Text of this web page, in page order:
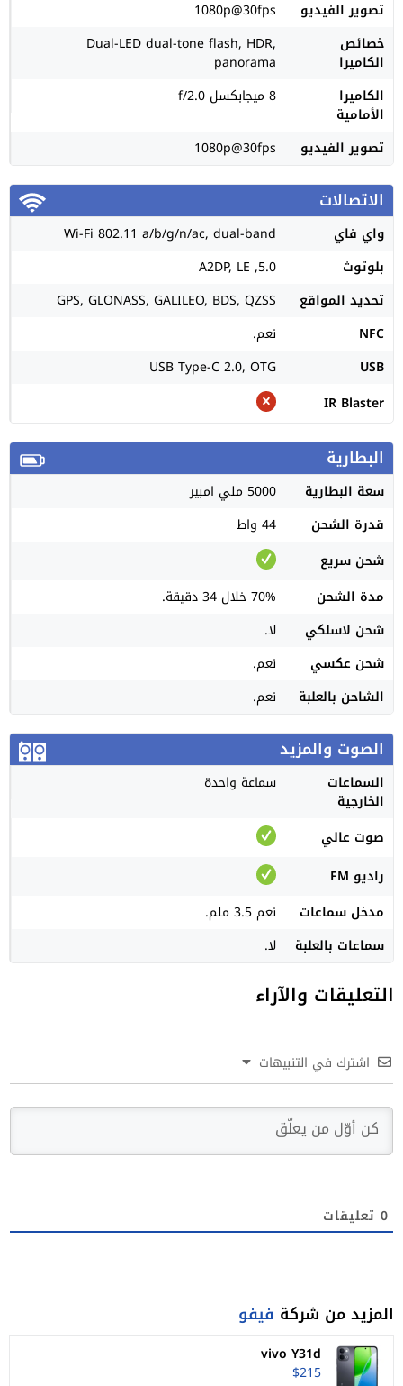
تصوير الفيديو
1080p@30fps
خصائص
الكاميرا
Dual-LED dual-tone flash, HDR,
panorama
الكاميرا
الأمامية
8 ميجابكسل f/2.0
تصوير الفيديو 1080p@30fps
الاتصالات
واي فاي
Wi-Fi 802.11 a/b/g/n/ac, dual-band
بلوتوث
5.0, A2DP, LE
تحديد المواقع
GPS, GLONASS, GALILEO, BDS, QZSS
NFC
نعم.
USB
USB Type-C 2.0, OTG
IR Blaster
البطارية
سعة البطارية
5000 ملي امبير
قدرة الشحن
44 واط
شحن سريع
مدة الشحن
70% خلال 34 دقيقة.
شحن لاسلكي
لا.
شحن عكسي
نعم.
الشاحن بالعلبة
نعم.
الصوت والمزيد
السماعات
الخارجية
سماعة واحدة
صوت عالي
راديو FM
مدخل سماعات
نعم 3.5 ملم.
سماعات بالعلبة
لا.
التعليقات والآراء
اشترك في التنبيهات
0 تعليقات
المزيد من شركة فيفو
vivo Y31d
$215